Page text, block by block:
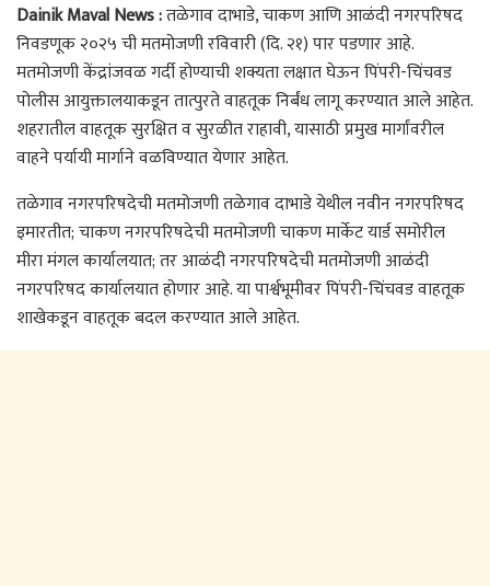
Dainik Maval News :तळेगाव दाभाडे, चाकण आणि आळंदी नगरपरिषद
निवडणूक २०२५ ची मतमोजणी रविवारी (दि. २१) पार पडणार आहे.
मतमोजणी केंद्रांजवळ गर्दी होण्याची शक्यता लक्षात घेऊन पिंपरी-चिंचवड
पोलीस आयुक्तालयाकडून तात्पुरते वाहतूक निर्बंध लागू करण्यात आले आहेत.
शहरातील वाहतूक सुरक्षित व सुरळीत राहावी, यासाठी प्रमुख मार्गांवरील
वाहने पर्यायी मार्गाने वळविण्यात येणार आहेत.
तळेगाव नगरपरिषदेची मतमोजणी तळेगाव दाभाडे येथील नवीन नगरपरिषद
इमारतीत; चाकण नगरपरिषदेची मतमोजणी चाकण मार्केट यार्ड समोरील
मीरा मंगल कार्यालयात; तर आळंदी नगरपरिषदेची मतमोजणी आळंदी
नगरपरिषद कार्यालयात होणार आहे. या पार्श्वभूमीवर पिंपरी-चिंचवड वाहतूक
शाखेकडून वाहतूक बदल करण्यात आले आहेत.